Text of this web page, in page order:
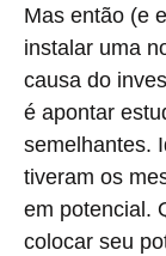
Mas então (e
instalar uma
causa do
é apontar
semelhantes.
tiveram os
em potencial.
colocar seu